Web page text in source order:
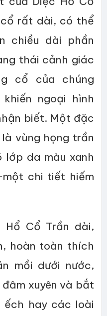
rất dài, có thể
chiều dài phần
thái cảnh giác
cổ của chúng
ngoại hình
biết. Một đặc
vùng họng trần
lớp da màu xanh
chi tiết hiếm
Hổ Cổ Trần dài,
hoàn toàn thích
mồi dưới nước,
xuyên và bắt
ếch hay các loài